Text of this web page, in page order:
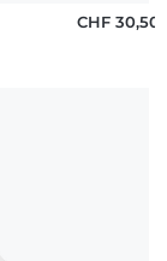
CHF 30,50